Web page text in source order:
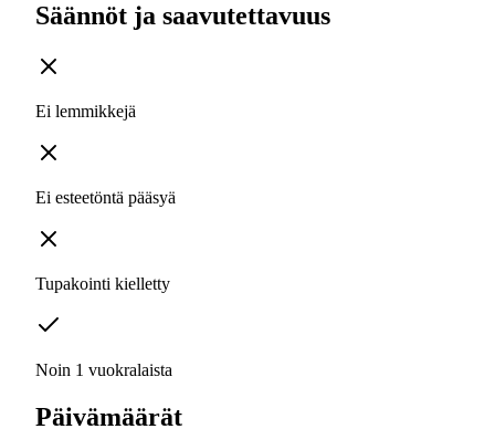
Säännöt ja saavutettavuus
Ei lemmikkejä
Ei esteetöntä pääsyä
Tupakointi kielletty
Noin 1 vuokralaista
Päivämäärät